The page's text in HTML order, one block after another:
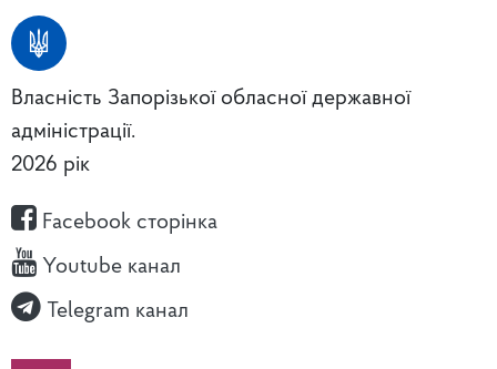
Власність Запорізької обласної державної
адміністрації.
2026 рік
Facebook сторінка
Youtube канал
Telegram канал